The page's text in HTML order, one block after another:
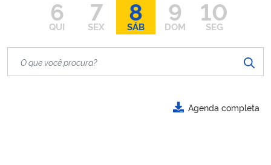
6
QUI
7
SEX
8
SÁB
9
DOM
10
SEG
Agenda completa